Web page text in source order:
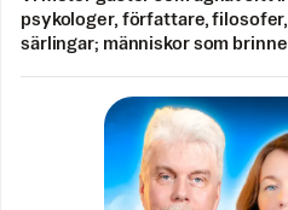
psykologer, författare,
särlingar; människor som